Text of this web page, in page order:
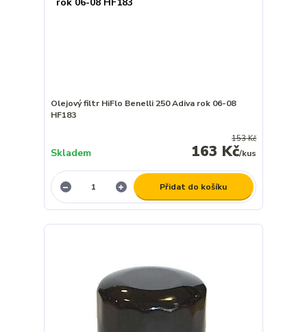
Olejový filtr HiFlo Benelli 250 Adiva rok 06-08
HF183
153 Kč
163 Kč/kus
Skladem
Přidat do košíku